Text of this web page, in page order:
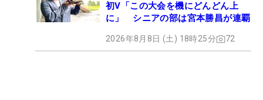
初V「この大会を機にどんどん上
に」 シニアの部は宮本勝昌が連覇
2026年8月8日 (土) 18時25分 72